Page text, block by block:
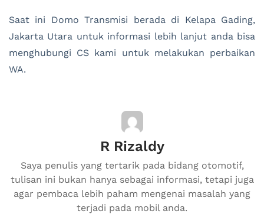
Saat ini Domo Transmisi berada di Kelapa Gading,
Jakarta Utara untuk informasi lebih lanjut anda bisa
menghubungi CS kami untuk melakukan perbaikan
WA.
R Rizaldy
Saya penulis yang tertarik pada bidang otomotif,
tulisan ini bukan hanya sebagai informasi, tetapi juga
agar pembaca lebih paham mengenai masalah yang
terjadi pada mobil anda.